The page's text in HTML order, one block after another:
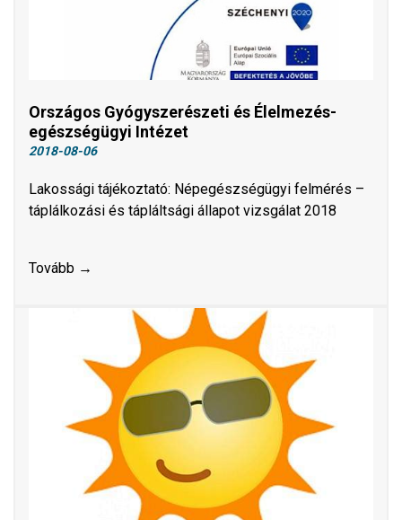
Országos Gyógyszerészeti és Élelmezés-
egészségügyi Intézet
2018-08-06
Lakossági tájékoztató: Népegészségügyi felmérés –
táplálkozási és tápláltsági állapot vizsgálat 2018
Tovább →